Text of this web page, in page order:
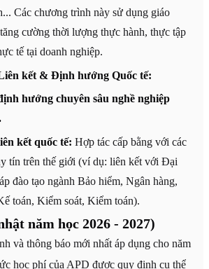
Các chương trình này sử dụng giáo
cường thời lượng thực hành, thực tập
tế tại doanh nghiệp.
kết & Định hướng Quốc tế:
hướng chuyên sâu nghề nghiệp
kết quốc tế: Hợp tác cấp bằng với các
tín trên thế giới (ví dụ: liên kết với Đại
đào tạo ngành Bảo hiểm, Ngân hàng,
toán, Kiểm soát, Kiểm toán).
năm học 2026 - 2027)
và thông báo mới nhất áp dụng cho năm
học phí của APD được quy định cụ thể